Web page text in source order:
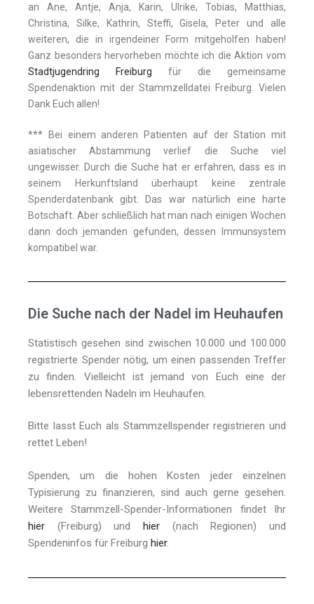
an Ane, Antje, Anja, Karin, Ulrike, Tobias, Matthias,
Christina, Silke, Kathrin, Steffi, Gisela, Peter und alle
weiteren, die in irgendeiner Form mitgeholfen haben!
Ganz besonders hervorheben möchte ich die Aktion vom
Stadtjugendring Freiburg für die gemeinsame
Spendenaktion mit der Stammzelldatei Freiburg. Vielen
Dank Euch allen!
*** Bei einem anderen Patienten auf der Station mit
asiatischer Abstammung verlief die Suche viel
ungewisser. Durch die Suche hat er erfahren, dass es in
seinem Herkunftsland überhaupt keine zentrale
Spenderdatenbank gibt. Das war natürlich eine harte
Botschaft. Aber schließlich hat man nach einigen Wochen
dann doch jemanden gefunden, dessen Immunsystem
kompatibel war.
Die Suche nach der Nadel im Heuhaufen
Statistisch gesehen sind zwischen 10.000 und 100.000
registrierte Spender nötig, um einen passenden Treffer
zu finden. Vielleicht ist jemand von Euch eine der
lebensrettenden Nadeln im Heuhaufen.
Bitte lasst Euch als Stammzellspender registrieren und
rettet Leben!
Spenden, um die hohen Kosten jeder einzelnen
Typisierung zu finanzieren, sind auch gerne gesehen.
Weitere Stammzell-Spender-Informationen findet Ihr
hier (Freiburg) und hier (nach Regionen) und
Spendeninfos für Freiburg hier.